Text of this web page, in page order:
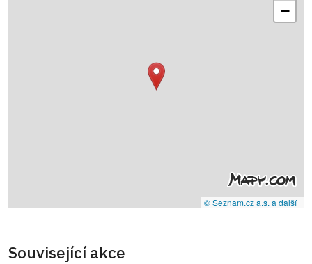
−
© Seznam.cz a.s. a další
Související akce